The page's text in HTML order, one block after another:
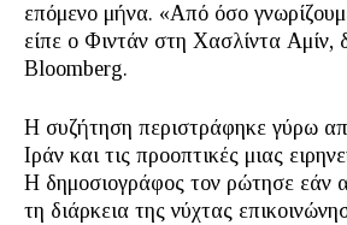
επόμενο μήνα. «Από όσο
είπε ο Φιντάν στη Χασλίντα Αμίν,
Bloomberg.
Η συζήτηση περιστράφηκε γύρω
Ιράν και τις προοπτικές μιας
Η δημοσιογράφος τον ρώτησε εάν
τη διάρκεια της νύχτας